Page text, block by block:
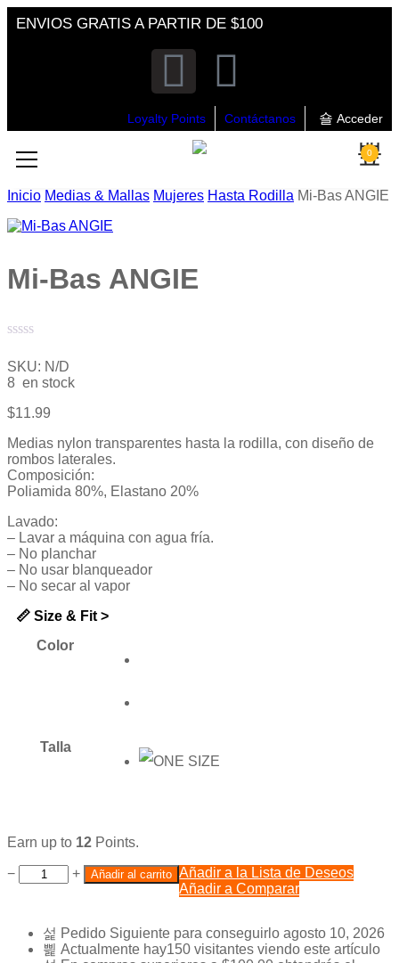
ENVIOS GRATIS A PARTIR DE $100
Loyalty Points Contáctanos Acceder
0
Inicio Medias & Mallas Mujeres Hasta Rodilla Mi-Bas ANGIE
Mi-Bas ANGIE
con
0
de
5
SKU: N/D
8 en stock
$11.99
Medias nylon transparentes hasta la rodilla, con diseño de
rombos laterales.
Composición:
Poliamida 80%, Elastano 20%
Lavado:
– Lavar a máquina con agua fría.
– No planchar
– No usar blanqueador
– No secar al vapor
📏 Size & Fit >
Color
Talla
Earn up to 12 Points.
− + Añadir al carrito Añadir a la Lista de Deseos
Añadir a Comparar
Pedido Siguiente para conseguirlo agosto 10, 2026
Actualmente hay150 visitantes viendo este artículo